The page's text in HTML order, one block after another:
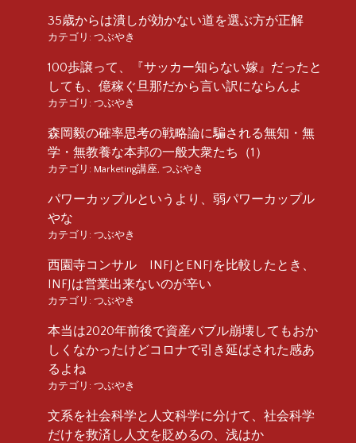
35歳からは潰しが効かない道を選ぶ方が正解
カテゴリ: つぶやき
100歩譲って、『サッカー知らない嫁』だったと
しても、億稼ぐ旦那だから言い訳にならんよ
カテゴリ: つぶやき
森岡毅の確率思考の戦略論に騙される無知・無
学・無教養な本邦の一般大衆たち（1）
カテゴリ: Marketing講座 つぶやき
パワーカップルというより、弱パワーカップル
やな
カテゴリ: つぶやき
西園寺コンサル INFJとENFJを比較したとき、
INFJは営業出来ないのが辛い
カテゴリ: つぶやき
本当は2020年前後で資産バブル崩壊してもおか
しくなかったけどコロナで引き延ばされた感あ
るよね
カテゴリ: つぶやき
文系を社会科学と人文科学に分けて、社会科学
だけを救済し人文を貶めるの、浅はか